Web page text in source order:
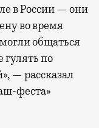
в России — они
во время
общаться
гулять по
— рассказал
феста»